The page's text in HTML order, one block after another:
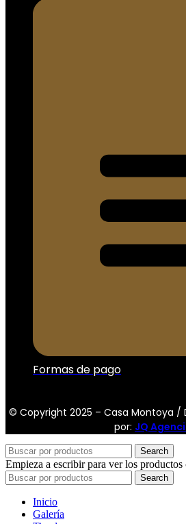
Formas de pago
© Copyright 2025 – Casa Montoya /
por: JQ
Search
Empieza a escribir para ver los productos
Search
Inicio
Galería